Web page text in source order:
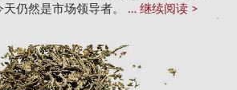
仍然是市场领导者。
继续阅读